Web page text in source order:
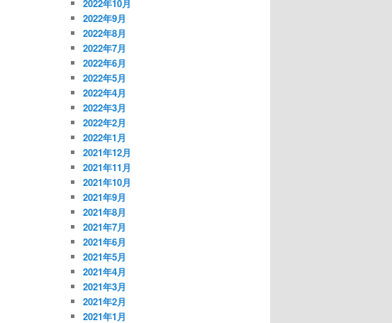
2022年10月
2022年9月
2022年8月
2022年7月
2022年6月
2022年5月
2022年4月
2022年3月
2022年2月
2022年1月
2021年12月
2021年11月
2021年10月
2021年9月
2021年8月
2021年7月
2021年6月
2021年5月
2021年4月
2021年3月
2021年2月
2021年1月